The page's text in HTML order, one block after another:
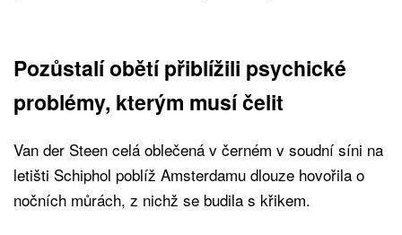
Pozůstalí obětí přiblížili psychické
problémy, kterým musí čelit
Van der Steen celá oblečená v černém v soudní síni na
letišti Schiphol poblíž Amsterdamu dlouze hovořila o
nočních můrách, z nichž se budila s křikem.